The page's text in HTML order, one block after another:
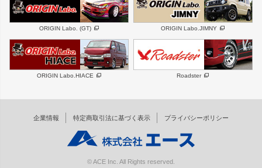
スバル 三菱
デリカ D:5
軽自動車 汎用
サイドパーツ
メンテナンスパーツ
ハイエースパーツ
ホイール
DAYTONA-RS
DAYTONA-RS NEO
エアロシリーズ
RUGGER MODEL
DTM:exclusive
オーバーフェンダー
ワイパーガード
ORIGIN Labo. (GT) ORIGIN Labo.JIMNY
ORIGIN Labo.HIACE Roadster
企業情報 特定商取引法に基づく表示 プライバシーポリシー
© ACE Inc. All Rights reserved.